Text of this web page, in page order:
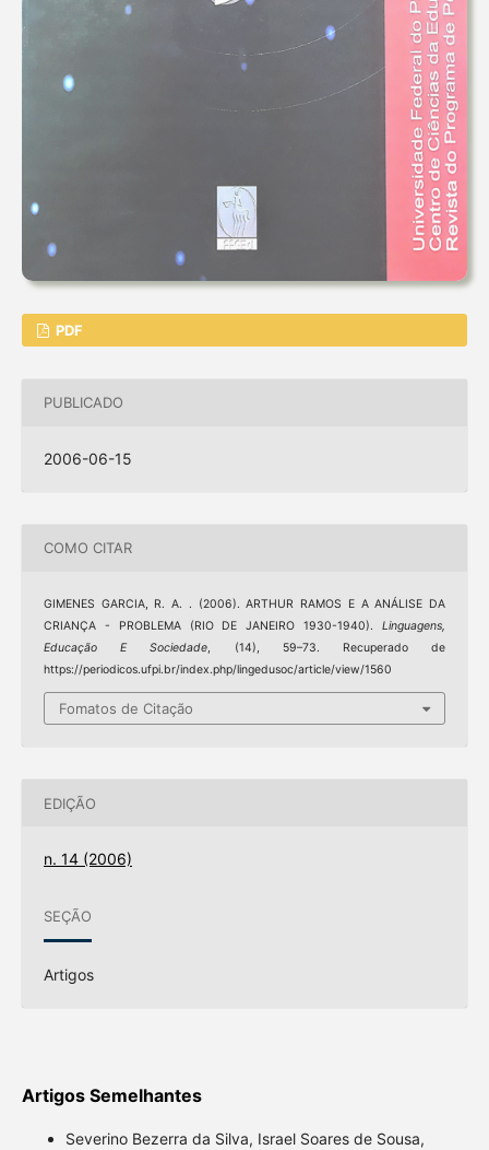
PDF
PUBLICADO
2006-06-15
COMO CITAR
GIMENES GARCIA, R. A. . (2006). ARTHUR RAMOS E A ANÁLISE DA
CRIANÇA - PROBLEMA (RIO DE JANEIRO 1930-1940).Linguagens,
Educação E Sociedade, (14), 59–73. Recuperado de
https://periodicos.ufpi.br/index.php/lingedusoc/article/view/1560
Fomatos de Citação
EDIÇÃO
n. 14 (2006)
SEÇÃO
Artigos
Artigos Semelhantes
Severino Bezerra da Silva, Israel Soares de Sousa,